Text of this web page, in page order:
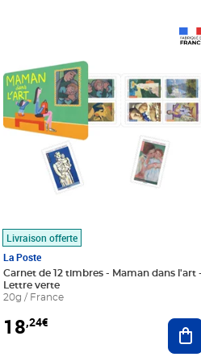
panier
Livraison offerte
La Poste
Carnet de 12 timbres - Maman dans l'art -
Lettre verte
20g / France
18,24€